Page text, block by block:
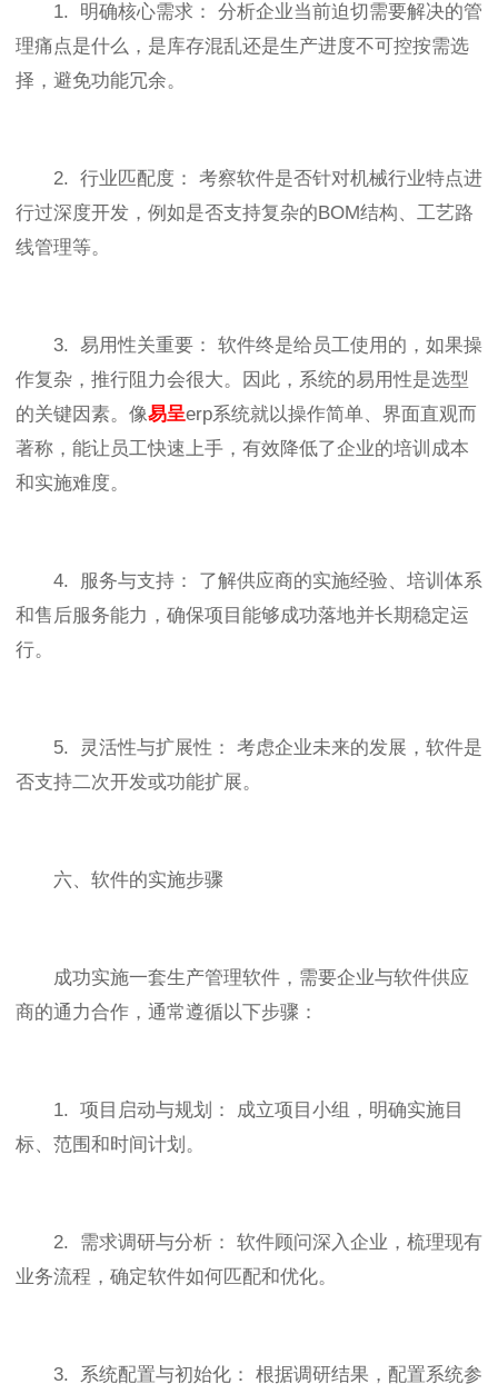
1. 明确核心需求： 分析企业当前迫切需要解决的管
理痛点是什么，是库存混乱还是生产进度不可控按需选
择，避免功能冗余。
2. 行业匹配度： 考察软件是否针对机械行业特点进
行过深度开发，例如是否支持复杂的BOM结构、工艺路
线管理等。
3. 易用性关重要： 软件终是给员工使用的，如果操
作复杂，推行阻力会很大。因此，系统的易用性是选型
的关键因素。像易呈erp系统就以操作简单、界面直观而
著称，能让员工快速上手，有效降低了企业的培训成本
和实施难度。
4. 服务与支持： 了解供应商的实施经验、培训体系
和售后服务能力，确保项目能够成功落地并长期稳定运
行。
5. 灵活性与扩展性： 考虑企业未来的发展，软件是
否支持二次开发或功能扩展。
六、软件的实施步骤
成功实施一套生产管理软件，需要企业与软件供应
商的通力合作，通常遵循以下步骤：
1. 项目启动与规划： 成立项目小组，明确实施目
标、范围和时间计划。
2. 需求调研与分析： 软件顾问深入企业，梳理现有
业务流程，确定软件如何匹配和优化。
3. 系统配置与初始化： 根据调研结果，配置系统参